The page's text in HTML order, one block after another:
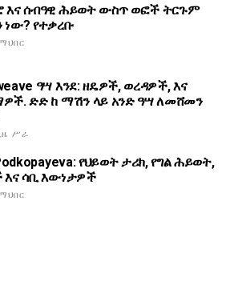
እና ሰብዓዊ ሕይወት ውስጥ ወፎች ትርጉም
ነው? የተቃረቡ
ዓሣ እንደ: ዘዴዎች, ወረዳዎች, እና
ድድ ከ ማሽን ላይ አንድ ዓሣ ለመሸመን
ሥራ
የህይወት ታሪክ, የግል ሕይወት,
እና ሳቢ እውነታዎች